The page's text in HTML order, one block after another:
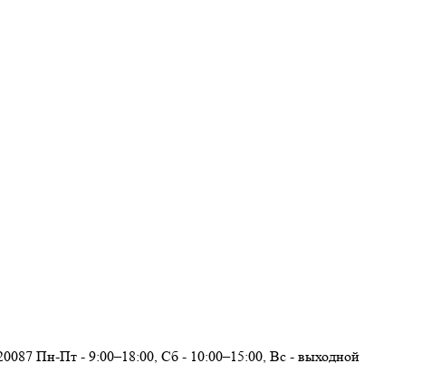
Пн-Пт - 9:00–18:00, Сб - 10:00–15:00, Вс - выходной